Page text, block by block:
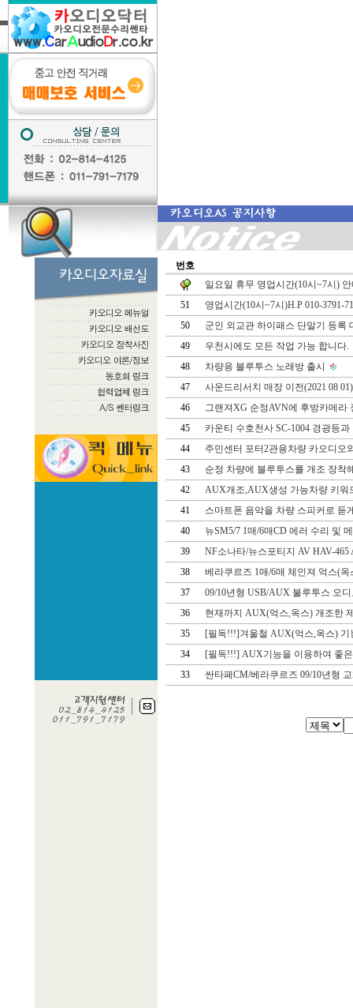
번호
일요일 휴무 영업시간(10시~7시)
51
영업시간(10시~7시)H.P 010-3791-
50
군인 외교관 하이패스 단말기 등록
49
우천시에도 모든 작업 가능 합니다.
48
차량용 블루투스 노래방 출시
47
사운드리서치 매장 이전(2021 08
46
그랜져XG 순정AVN에 후방카메라
45
카운티 수호천사 SC-1004 경광등
44
주민센터 포터2관용차량 카오디오
43
순정 차량에 블루투스를 개조 장착
42
AUX개조,AUX생성 가능차량 키워
41
스마트폰 음악을 차량 스피커로 듣
40
뉴SM5/7 1매/6매CD 에러 수리 및
39
NF소나타/뉴스포티지 AV HAV-
38
베라쿠르즈 1매/6매 체인져 억스(
37
09/10년형 USB/AUX 불루투스 오
36
현재까지 AUX(억스,옥스) 개조한
35
[필독!!!]겨울철 AUX(억스,옥스) 기
34
[필독!!!] AUX기능을 이용하여 좋
33
싼타페CM/베라쿠르즈 09/10년형